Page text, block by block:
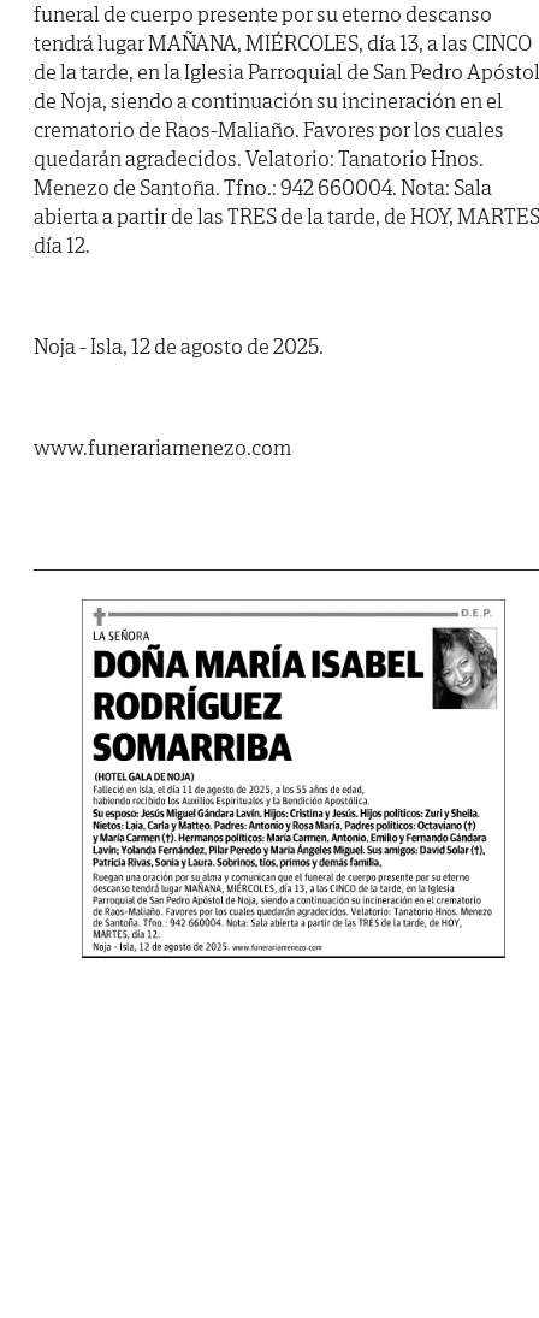
funeral de cuerpo presente por su eterno descanso
tendrá lugar MAÑANA, MIÉRCOLES, día 13, a las CINCO
de la tarde, en la Iglesia Parroquial de San Pedro Apóstol
de Noja, siendo a continuación su incineración en el
crematorio de Raos-Maliaño. Favores por los cuales
quedarán agradecidos. Velatorio: Tanatorio Hnos.
Menezo de Santoña. Tfno.: 942 660004. Nota: Sala
abierta a partir de las TRES de la tarde, de HOY,
día 12.
Noja - Isla, 12 de agosto de 2025.
www.funerariamenezo.com